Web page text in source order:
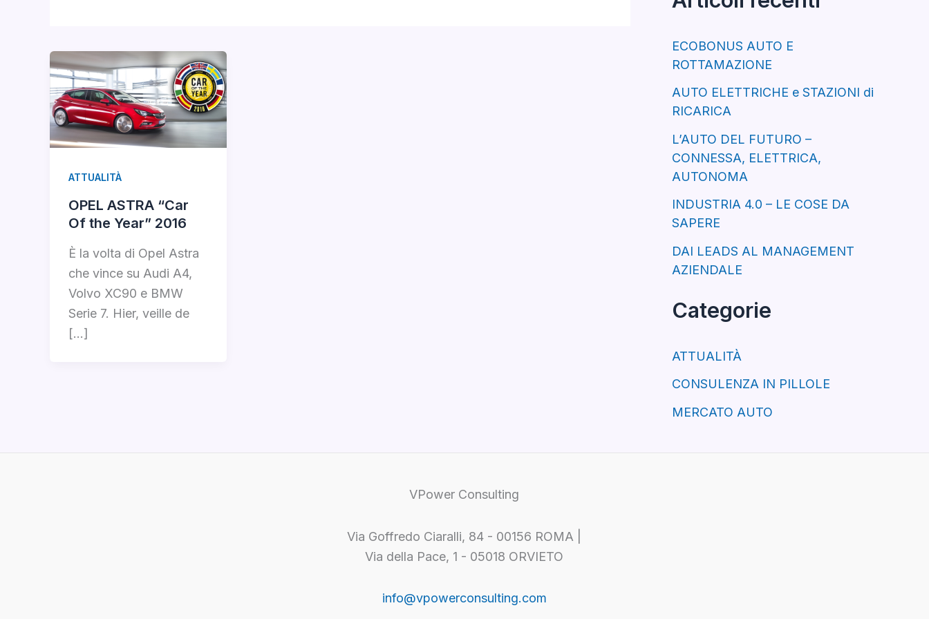
ATTUALITÀ
OPEL ASTRA “Car
Of the Year” 2016
È la volta di Opel Astra
che vince su Audi A4,
Volvo XC90 e BMW
Serie 7. Hier, veille de
[…]
ECOBONUS AUTO E
ROTTAMAZIONE
AUTO ELETTRICHE e STAZIONI di
RICARICA
L’AUTO DEL FUTURO –
CONNESSA, ELETTRICA,
AUTONOMA
INDUSTRIA 4.0 – LE COSE DA
SAPERE
DAI LEADS AL MANAGEMENT
AZIENDALE
Categorie
ATTUALITÀ
CONSULENZA IN PILLOLE
MERCATO AUTO
VPower Consulting
Via Goffredo Ciaralli, 84 - 00156 ROMA |
Via della Pace, 1 - 05018 ORVIETO
info@vpowerconsulting.com